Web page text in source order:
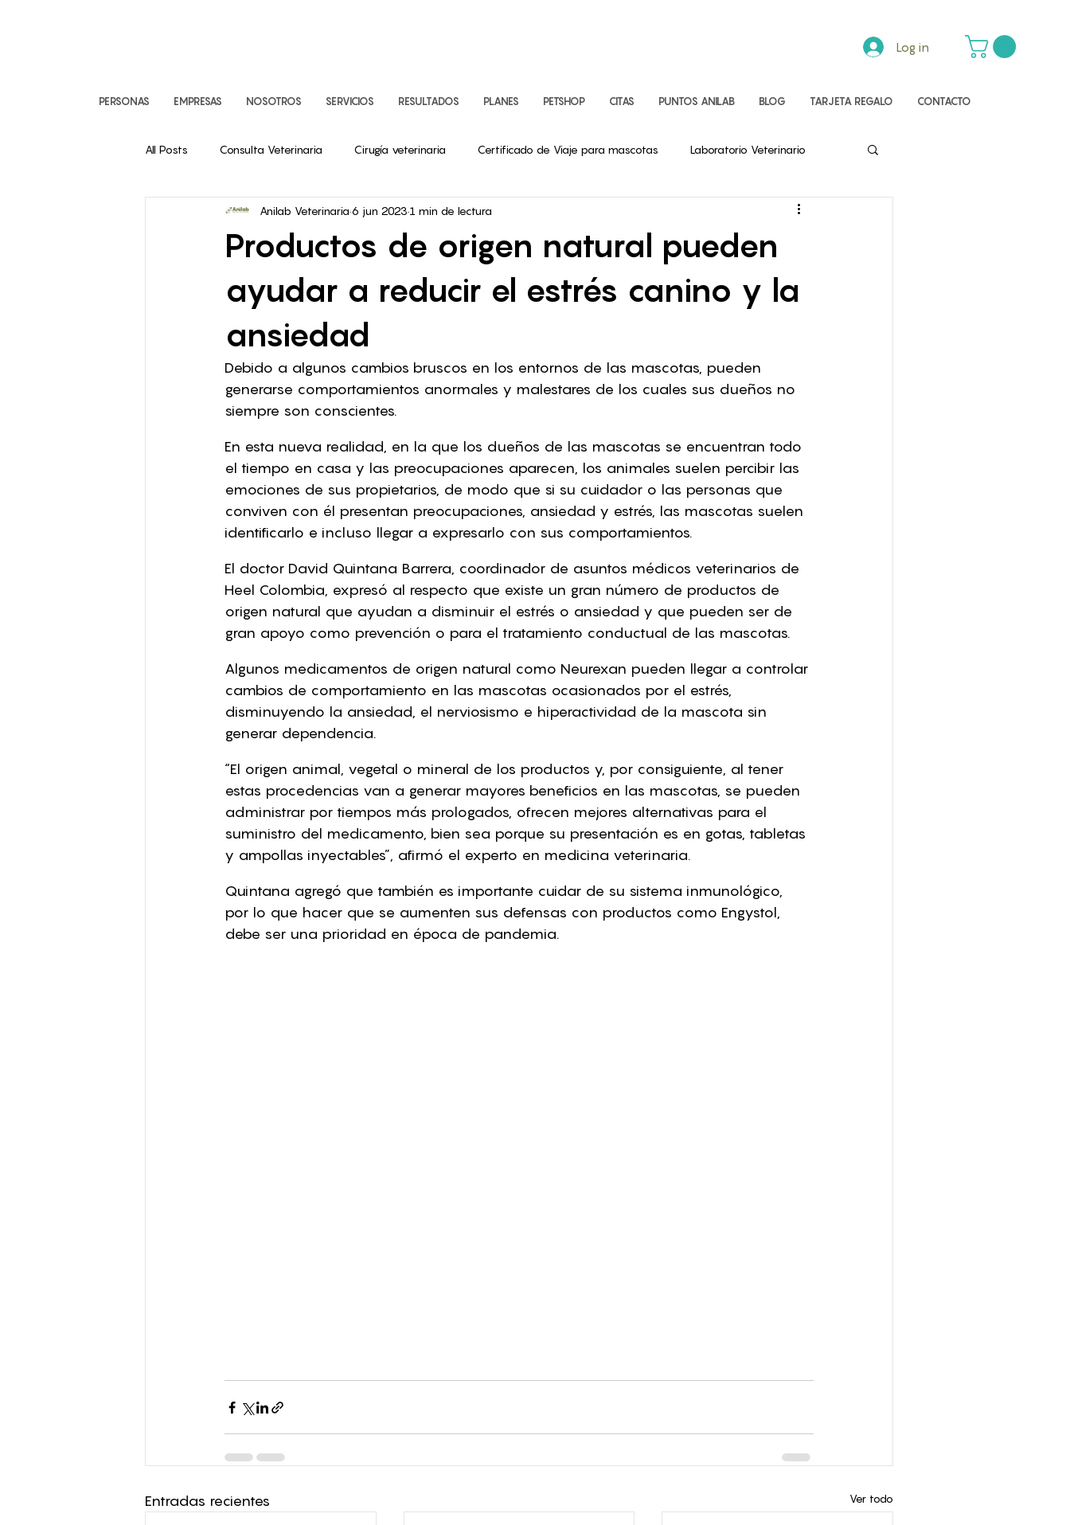
Log in
PERSONAS EMPRESAS NOSOTROS SERVICIOS RESULTADOS PLANES PETSHOP CITAS PUNTOS ANILAB BLOG TARJETA REGALO CONTACTO
All Posts Consulta Veterinaria Cirugía veterinaria Certificado de Viaje para mascotas Laboratorio Veterinario
Imágenes Diagnósticas Odontología Veterinaria
Productos de origen natural pueden
ayudar a reducir el estrés canino y la
ansiedad
Anilab Veterinaria 6 jun 2023 1 min de lectura
Debido a algunos cambios bruscos en los entornos de las mascotas, pueden
generarse comportamientos anormales y malestares de los cuales sus dueños no
siempre son conscientes.
En esta nueva realidad, en la que los dueños de las mascotas se encuentran todo
el tiempo en casa y las preocupaciones aparecen, los animales suelen percibir las
emociones de sus propietarios, de modo que si su cuidador o las personas que
conviven con él presentan preocupaciones, ansiedad y estrés, las mascotas suelen
identificarlo e incluso llegar a expresarlo con sus comportamientos.
El doctor David Quintana Barrera, coordinador de asuntos médicos veterinarios de
Heel Colombia, expresó al respecto que existe un gran número de productos de
origen natural que ayudan a disminuir el estrés o ansiedad y que pueden ser de
gran apoyo como prevención o para el tratamiento conductual de las mascotas.
Algunos medicamentos de origen natural como Neurexan pueden llegar a controlar
cambios de comportamiento en las mascotas ocasionados por el estrés,
disminuyendo la ansiedad, el nerviosismo e hiperactividad de la mascota sin
generar dependencia.
“El origen animal, vegetal o mineral de los productos y, por consiguiente, al tener
estas procedencias van a generar mayores beneficios en las mascotas, se pueden
administrar por tiempos más prologados, ofrecen mejores alternativas para el
suministro del medicamento, bien sea porque su presentación es en gotas, tabletas
y ampollas inyectables”, afirmó el experto en medicina veterinaria.
Quintana agregó que también es importante cuidar de su sistema inmunológico,
por lo que hacer que se aumenten sus defensas con productos como Engystol,
debe ser una prioridad en época de pandemia.
Entradas recientes Ver todo